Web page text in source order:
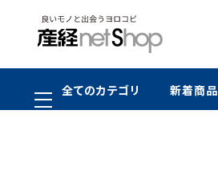
全てのカテゴリ 新着商品